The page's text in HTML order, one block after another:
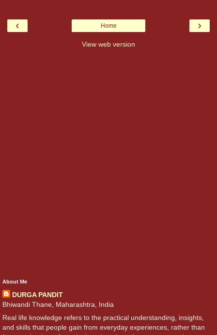
‹ ›
Home
View web version
About Me
DURGA PANDIT
Bhiwandi Thane, Maharashtra, India
Real life knowledge refers to the practical understanding, insights,
and skills that people gain from everyday experiences, rather than